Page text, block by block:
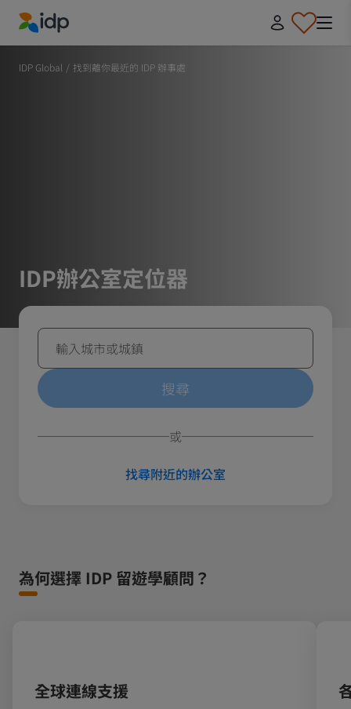
IDP Education
IDP Global / 找到離你最近的 IDP 辦事處
IDP辦公室定位器
輸入城市或城鎮
搜尋
或
找尋附近的辦公室
為何選擇 IDP 留遊學顧問？
全球連線支援